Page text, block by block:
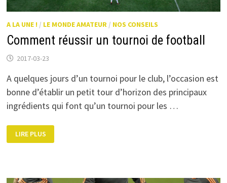
A LA UNE ! / LE MONDE AMATEUR/ NOS CONSEILS
Comment réussir un tournoi de football
2017-03-23
A quelques jours d’un tournoi pour le club, l’occasion est
bonne d’établir un petit tour d’horizon des principaux
ingrédients qui font qu’un tournoi pour les …
RÉUSSIR
UN
LIRE PLUS